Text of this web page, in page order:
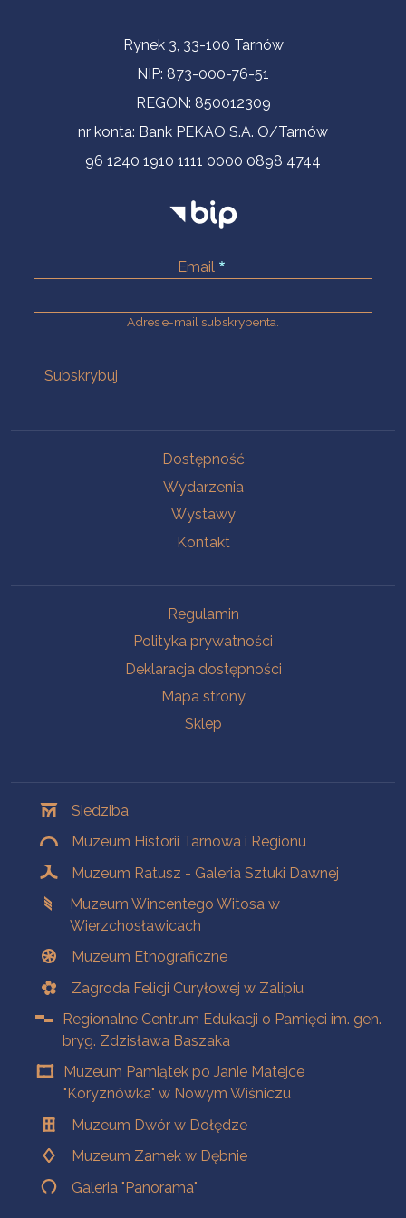
Informacje kontaktoweRynek 3, 33-100 Tarnów
NIP: 873-000-76-51
REGON: 850012309
nr konta: Bank PEKAO S.A. O/Tarnów
96 1240 1910 1111 0000 0898 4744
Email
Adres e-mail subskrybenta.
Dostępność
Wydarzenia
Wystawy
Kontakt
Regulamin
Polityka prywatności
Deklaracja dostępności
Mapa strony
Sklep
Siedziba
Muzeum Historii Tarnowa i Regionu
Muzeum Ratusz - Galeria Sztuki Dawnej
Muzeum Wincentego Witosa w
Wierzchosławicach
Muzeum Etnograficzne
Zagroda Felicji Curyłowej w Zalipiu
Regionalne Centrum Edukacji o Pamięci im. gen.
bryg. Zdzisława Baszaka
Muzeum Pamiątek po Janie Matejce
"Koryznówka" w Nowym Wiśniczu
Muzeum Dwór w Dołędze
Muzeum Zamek w Dębnie
Galeria "Panorama"